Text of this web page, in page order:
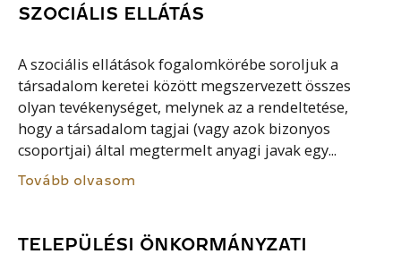
SZOCIÁLIS ELLÁTÁS
A szociális ellátások fogalomkörébe soroljuk a
társadalom keretei között megszervezett összes
olyan tevékenységet, melynek az a rendeltetése,
hogy a társadalom tagjai (vagy azok bizonyos
csoportjai) által megtermelt anyagi javak egy...
Tovább olvasom
TELEPÜLÉSI ÖNKORMÁNYZATI